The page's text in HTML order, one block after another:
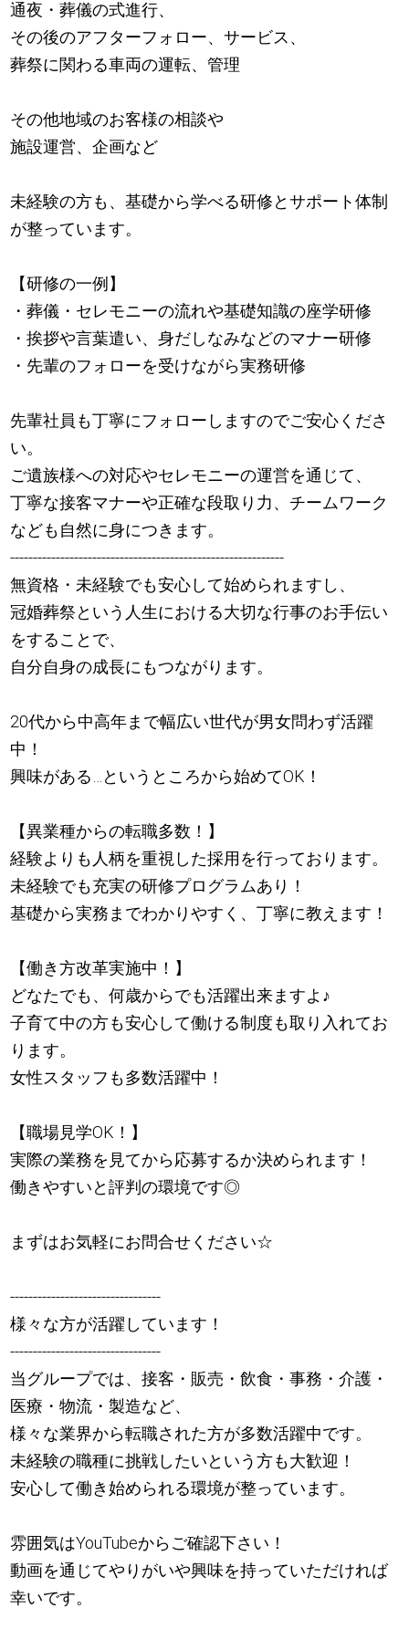
通夜・葬儀の式進行、
その後のアフターフォロー、サービス、
葬祭に関わる車両の運転、管理
その他地域のお客様の相談や
施設運営、企画など
未経験の方も、基礎から学べる研修とサポート体制
が整っています。
【研修の一例】
・葬儀・セレモニーの流れや基礎知識の座学研修
・挨拶や言葉遣い、身だしなみなどのマナー研修
・先輩のフォローを受けながら実務研修
先輩社員も丁寧にフォローしますのでご安心くださ
い。
ご遺族様への対応やセレモニーの運営を通じて、
丁寧な接客マナーや正確な段取り力、チームワーク
なども自然に身につきます。
------------------------------------------------------------
無資格・未経験でも安心して始められますし、
冠婚葬祭という人生における大切な行事のお手伝い
をすることで、
自分自身の成長にもつながります。
20代から中高年まで幅広い世代が男女問わず活躍
中！
興味がある…というところから始めてOK！
【異業種からの転職多数！】
経験よりも人柄を重視した採用を行っております。
未経験でも充実の研修プログラムあり！
基礎から実務までわかりやすく、丁寧に教えます！
【働き方改革実施中！】
どなたでも、何歳からでも活躍出来ますよ ♪
子育て中の方も安心して働ける制度も取り入れてお
ります。
女性スタッフも多数活躍中！
【職場見学OK！】
実際の業務を見てから応募するか決められます！
働きやすいと評判の環境です◎
まずはお気軽にお問合せください☆
---------------------------------
様々な方が活躍しています！
---------------------------------
当グループでは、接客・販売・飲食・事務・介護・
医療・物流・製造など、
様々な業界から転職された方が多数活躍中です。
未経験の職種に挑戦したいという方も大歓迎！
安心して働き始められる環境が整っています。
雰囲気はYouTubeからご確認下さい！
動画を通じてやりがいや興味を持っていただければ
幸いです。